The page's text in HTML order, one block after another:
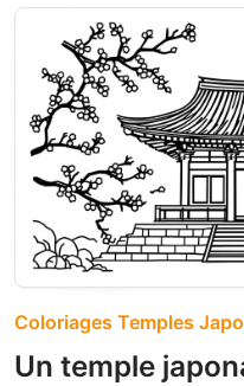
Coloriages Temples
Un temple